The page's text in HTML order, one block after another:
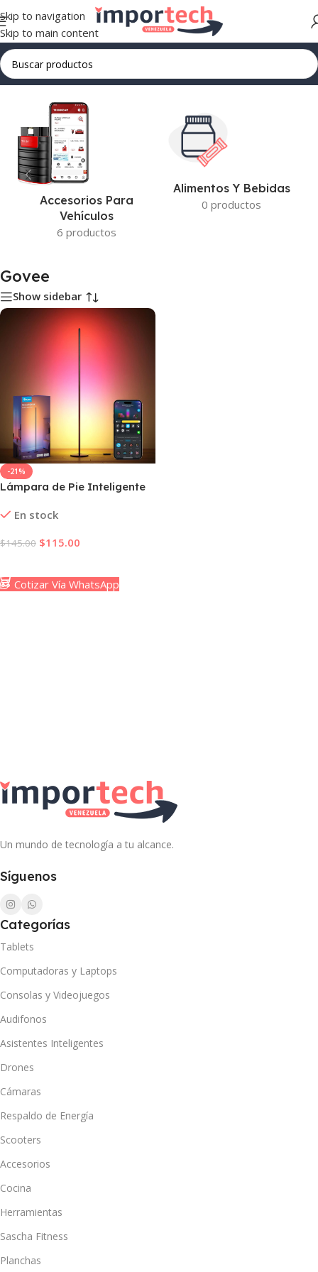
Skip to navigation
Skip to main content
Inicio/Govee
Accesorios Para
Vehículos
6 productos
Alimentos Y Bebidas
0 productos
Govee
Show sidebar
-21%
Lámpara de Pie Inteligente
Voz y Sincronización Musical
En stock
$145.00 $115.00
Cotizar Vía WhatsApp
Un mundo de tecnología a tu alcance.
Síguenos
Categorías
Tablets
Computadoras y Laptops
Consolas y Videojuegos
Audifonos
Asistentes Inteligentes
Drones
Cámaras
Respaldo de Energía
Scooters
Accesorios
Cocina
Herramientas
Sascha Fitness
Planchas